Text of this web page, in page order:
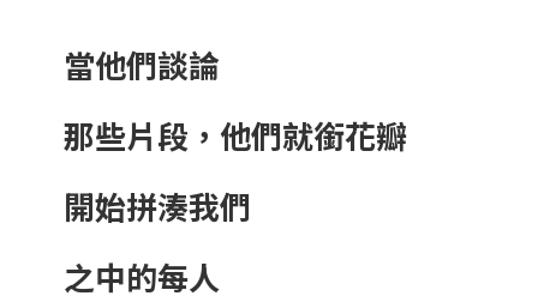
當他們談論
那些片段，他們就銜花瓣
開始拼湊我們
之中的每人